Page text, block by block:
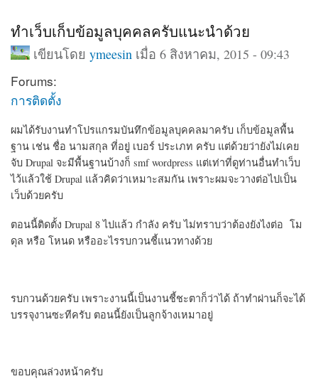
ทำเว็บเก็บข้อมูลบุคคลครับแนะนำด้วย
เขียนโดย ymeesinเมื่อ 6 สิงหาคม, 2015 - 09:43
Forums:
การติดตั้ง
ผมได้รับงานทำโปรแกรมบันทึกข้อมูลบุคคลมาครับ เก็บข้อมูลพื้น
ฐาน เช่น ชื่อ นามสกุล ที่อยู่ เบอร์ ประเภท ครับ แต่ด้วยว่ายังไม่เคย
จับ Drupal จะมีพื้นฐานบ้างก็ smf wordpress แต่เท่าที่ดูท่านอื่นทำเว็บ
ไว้แล้วใช้ Drupal แล้วคิดว่าเหมาะสมกัน เพราะผมจะวางต่อไปเป็น
เว็บด้วยครับ
ตอนนี้ติดตั้ง Drupal 8 ไปแล้ว กำลัง ครับ ไม่ทราบว่าต้องยังไงต่อ โม
ดุล หรือ โหนด หรืออะไรรบกวนชี้แนวทางด้วย
รบกวนด้วยครับ เพราะงานนี้เป็นงานชี้ชะตาก็ว่าได้ ถ้าทำผ่านก็จะได้
บรรจุงานซะทีครับ ตอนนี้ยังเป็นลูกจ้างเหมาอยู่
ขอบคุณล่วงหน้าครับ